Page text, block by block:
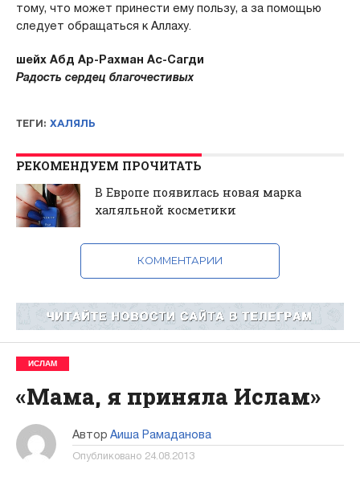
тому, что может принести ему пользу, а за помощью
следует обращаться к Аллаху.
шейх Абд Ар-Рахман Ас-Сагди
Радость сердец благочестивых
ТЕГИ: ХАЛЯЛЬ
РЕКОМЕНДУЕМ ПРОЧИТАТЬ
В Европе появилась новая марка
халяльной косметики
КОММЕНТАРИИ
ИСЛАМ
«Мама, я приняла Ислам»
Автор Аиша Рамаданова
Опубликовано 24.08.2013